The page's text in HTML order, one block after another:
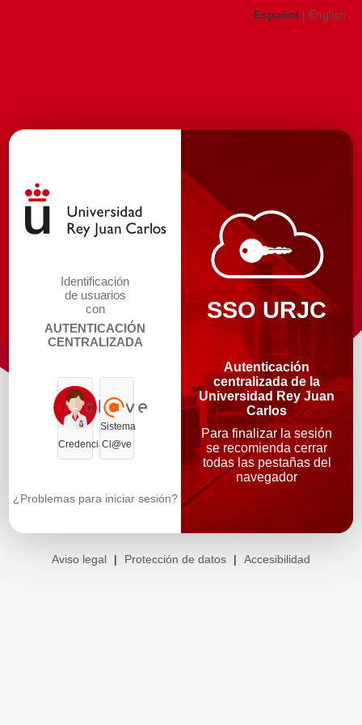
Español | English
Identificación
de usuarios
con
AUTENTICACIÓN
CENTRALIZADA
Credenciales
Sistema
Cl@ve
¿Problemas para iniciar sesión?
SSO URJC
Autenticación
centralizada de la
Universidad Rey Juan
Carlos
Para finalizar la sesión
se recomienda cerrar
todas las pestañas del
navegador
Aviso legal | Protección de datos | Accesibilidad